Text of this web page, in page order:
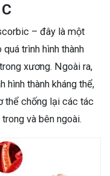
– đây là một
trình hình thành
xương. Ngoài ra,
hình thành kháng thể,
thể chống lại các tác
và bên ngoài.